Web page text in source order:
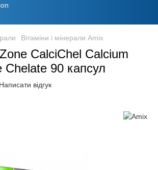
Вітаміни і мінерали Amix
CalciChel Calcium
Chelate 90 капсул
Написати відгук